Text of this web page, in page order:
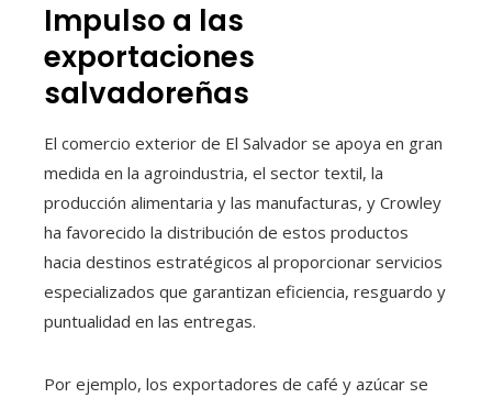
Impulso a las
exportaciones
salvadoreñas
El comercio exterior de El Salvador se apoya en gran
medida en la agroindustria, el sector textil, la
producción alimentaria y las manufacturas, y Crowley
ha favorecido la distribución de estos productos
hacia destinos estratégicos al proporcionar servicios
especializados que garantizan eficiencia, resguardo y
puntualidad en las entregas.
Por ejemplo, los exportadores de café y azúcar se